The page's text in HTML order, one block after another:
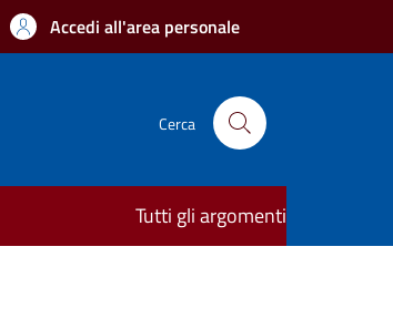
Accedi all'area personale
Cerca
Tutti gli argomenti